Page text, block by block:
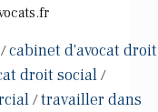
/cabinet d'avocat droit
droit social/
/travailler dans